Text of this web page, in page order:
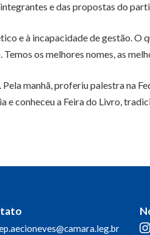
e das propostas do
e à incapacidade de gestão.
os melhores nomes, as
manhã, proferiu palestra na
e conheceu a Feira do Livro,